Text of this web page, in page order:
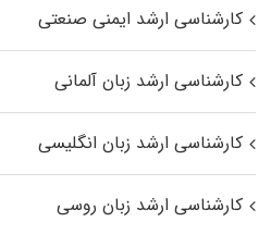
کارشناسی ارشد ایمنی صنعتی
کارشناسی ارشد زبان آلمانی
کارشناسی ارشد زبان انگلیسی
کارشناسی ارشد زبان روسی